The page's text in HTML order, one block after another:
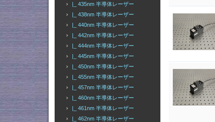
|_ 435nm 半導体レーザー
|_ 438nm 半導体レーザー
|_ 440nm 半導体レーザー
|_ 442nm 半導体レーザー
|_ 444nm 半導体レーザー
|_ 445nm 半導体レーザー
|_ 450nm 半導体レーザー
|_ 455nm 半導体レーザー
|_ 457nm 半導体レーザー
|_ 460nm 半導体レーザー
|_ 461nm 半導体レーザー
|_ 462nm 半導体レーザー